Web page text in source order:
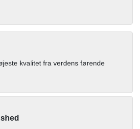
kvalitet fra verdens førende